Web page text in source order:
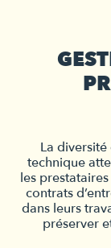
La
technique
les
contrats
dans leurs
préserver